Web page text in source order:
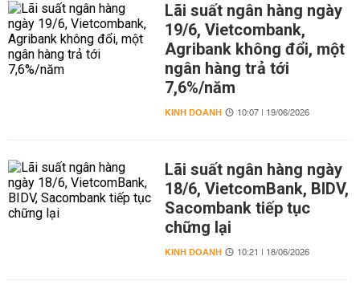
Lãi suất ngân hàng ngày
19/6, Vietcombank,
Agribank không đổi, một
ngân hàng trả tới
7,6%/năm
KINH DOANH 10:07 | 19/06/2026
Lãi suất ngân hàng ngày
18/6, VietcomBank, BIDV,
Sacombank tiếp tục
chững lại
KINH DOANH 10:21 | 18/06/2026